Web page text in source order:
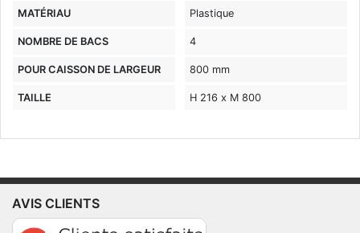
MATÉRIAU Plastique
NOMBRE DE BACS 4
POUR CAISSON DE LARGEUR 800 mm
TAILLE H 216 x M 800
AVIS CLIENTS